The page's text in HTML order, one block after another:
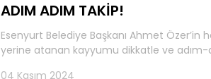
ADIM ADIM TAKİP!
Esenyurt Belediye Başkanı Ahmet Özer’in
yerine atanan kayyumu dikkatle ve adım-
04 Kasım 2024